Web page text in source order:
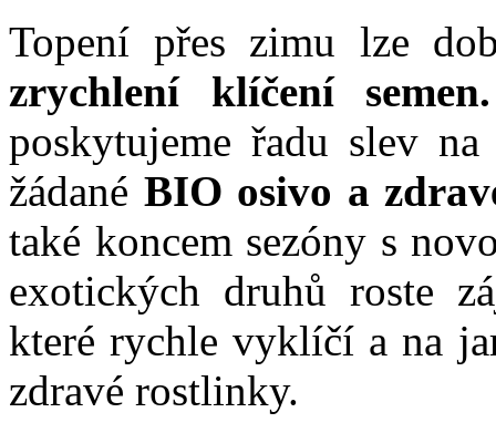
Topení přes zimu lze
zrychlení klíčení semen.
poskytujeme řadu slev
žádané BIO osivo a
také koncem sezóny s
exotických druhů roste
které rychle vyklíčí a na
zdravé rostlinky.